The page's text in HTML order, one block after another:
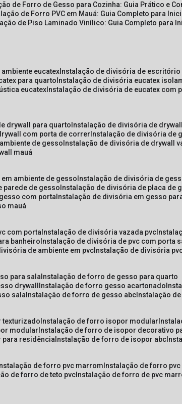
de Forro de Gesso para Cozinha: Guia Prático e
de Forro PVC em Mauá: Guia Completo para
de Piso Laminado Vinílico: Guia Completo para
eucatex instalação de divisória de escritório
para quarto instalação de divisória eucatex
eucatex instalação de divisória de eucatex com
drywall para quarto instalação de divisória de
com porta de correr instalação de divisória de
de gesso instalação de divisória de drywall
mauá
ambiente de gesso instalação de divisória de
parede de gesso instalação de divisória de placa de
com porta instalação de divisória em gesso
mauá
com porta instalação de divisória vazada pvc
banheiro instalação de divisória de pvc com porta
de ambiente em pvc instalação de divisória
para sala instalação de forro de gesso para quarto
drywall instalação de forro gesso acartonado
sala instalação de forro de gesso abc instalação
texturizado instalação de forro isopor modular
modular instalação de forro de isopor decorativo
para residência instalação de forro de isopor abc
instalação de forro pvc marrom instalação de forro
de forro de teto pvc instalação de forro de pvc